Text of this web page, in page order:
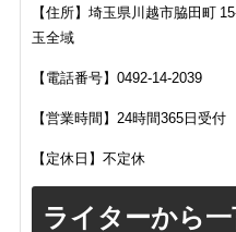
【住所】 埼玉県川越市脇田町
玉全域
【電話番号】0492-14-2039
【営業時間】24時間365日受付
【定休日】不定休
ライターから一